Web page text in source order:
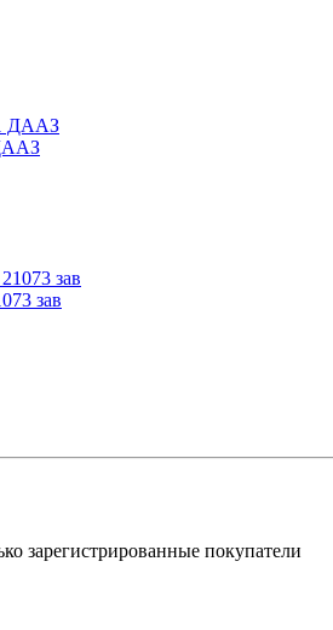
зав
зарегистрированные покупатели